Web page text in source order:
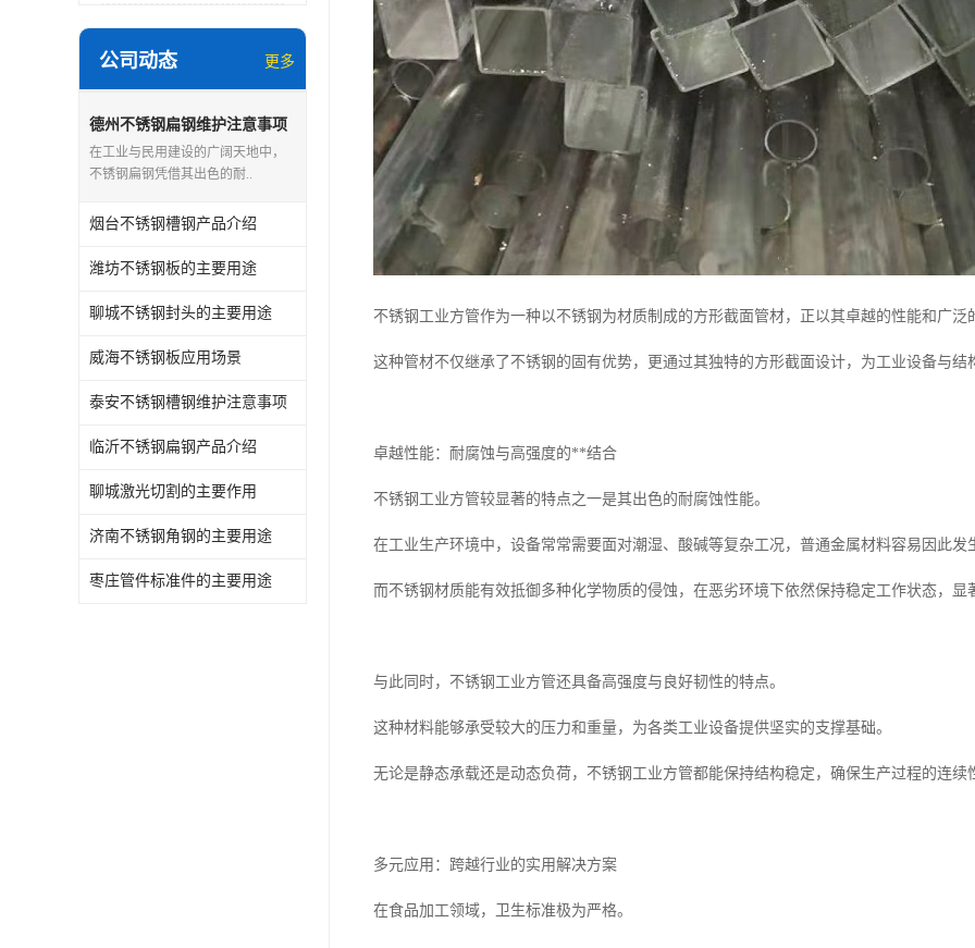
公司动态 更多
德州不锈钢扁钢维护注意事项
在工业与民用建设的广阔天地中，
不锈钢扁钢凭借其出色的耐..
烟台不锈钢槽钢产品介绍
潍坊不锈钢板的主要用途
聊城不锈钢封头的主要用途
威海不锈钢板应用场景
泰安不锈钢槽钢维护注意事项
临沂不锈钢扁钢产品介绍
聊城激光切割的主要作用
济南不锈钢角钢的主要用途
枣庄管件标准件的主要用途
不锈钢工业方管作为一种以不锈钢为材质制成的方形截面管材，正以其卓越的性能和广
这种管材不仅继承了不锈钢的固有优势，更通过其独特的方形截面设计，为工业设备与结
卓越性能：耐腐蚀与高强度的**结合
不锈钢工业方管较显著的特点之一是其出色的耐腐蚀性能。
在工业生产环境中，设备常常需要面对潮湿、酸碱等复杂工况，普通金属材料容易因此
而不锈钢材质能有效抵御多种化学物质的侵蚀，在恶劣环境下依然保持稳定工作状态，
与此同时，不锈钢工业方管还具备高强度与良好韧性的特点。
这种材料能够承受较大的压力和重量，为各类工业设备提供坚实的支撑基础。
无论是静态承载还是动态负荷，不锈钢工业方管都能保持结构稳定，确保生产过程的连续
多元应用：跨越行业的实用解决方案
在食品加工领域，卫生标准极为严格。